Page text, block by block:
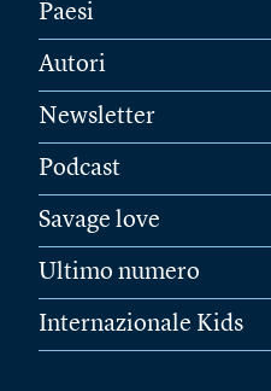
Paesi
Autori
Newsletter
Podcast
Savage love
Ultimo numero
Internazionale Kids